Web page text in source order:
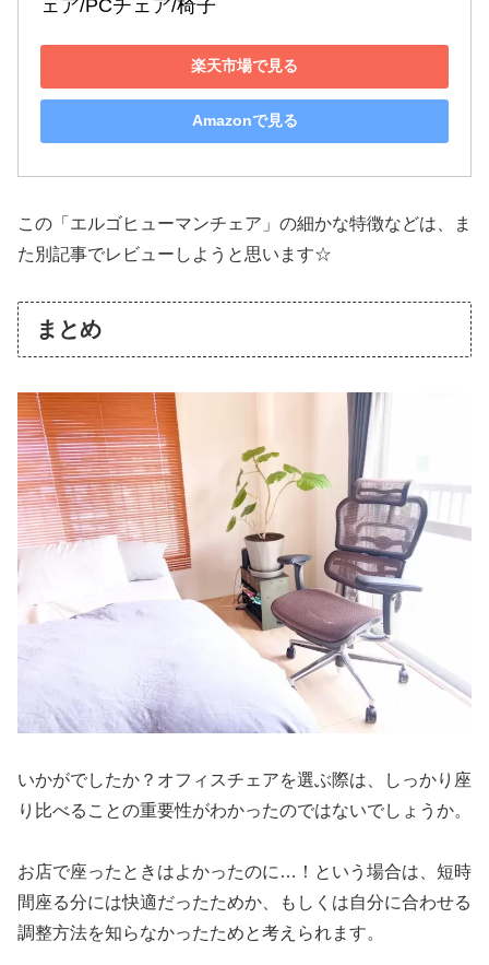
ェア/PCチェア/椅子
楽天市場で見る
Amazonで見る
この「エルゴヒューマンチェア」の細かな特徴などは、ま
た別記事でレビューしようと思います☆
まとめ
いかがでしたか？オフィスチェアを選ぶ際は、しっかり座
り比べることの重要性がわかったのではないでしょうか。
お店で座ったときはよかったのに…！という場合は、短時
間座る分には快適だったためか、もしくは自分に合わせる
調整方法を知らなかったためと考えられます。